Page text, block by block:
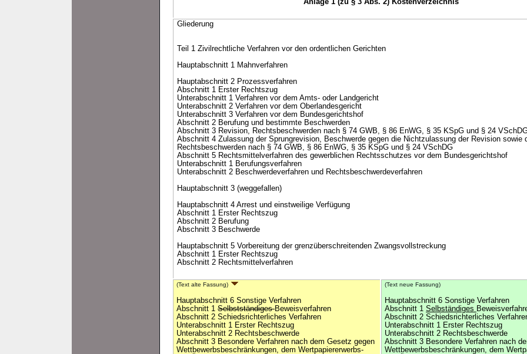
Anlage 1 (zu § 3 Abs. 2) Kostenverzeichnis
Gliederung
Teil 1 Zivilrechtliche Verfahren vor den ordentlichen Gerichten
Hauptabschnitt 1 Mahnverfahren
Hauptabschnitt 2 Prozessverfahren
Abschnitt 1 Erster Rechtszug
Unterabschnitt 1 Verfahren vor dem Amts- oder Landgericht
Unterabschnitt 2 Verfahren vor dem Oberlandesgericht
Unterabschnitt 3 Verfahren vor dem Bundesgerichtshof
Abschnitt 2 Berufung und bestimmte Beschwerden
Abschnitt 3 Revision, Rechtsbeschwerden nach § 74 GWB, § 86 EnWG, § 35 KSpG und § 24
Abschnitt 4 Zulassung der Sprungrevision, Beschwerde gegen die Nichtzulassung der Revision sowie
Rechtsbeschwerden nach § 74 GWB, § 86 EnWG, § 35 KSpG und § 24 VSchDG
Abschnitt 5 Rechtsmittelverfahren des gewerblichen Rechtsschutzes vor dem Bundesgerichtshof
Unterabschnitt 1 Berufungsverfahren
Unterabschnitt 2 Beschwerdeverfahren und Rechtsbeschwerdeverfahren
Hauptabschnitt 3 (weggefallen)
Hauptabschnitt 4 Arrest und einstweilige Verfügung
Abschnitt 1 Erster Rechtszug
Abschnitt 2 Berufung
Abschnitt 3 Beschwerde
Hauptabschnitt 5 Vorbereitung der grenzüberschreitenden Zwangsvollstreckung
Abschnitt 1 Erster Rechtszug
Abschnitt 2 Rechtsmittelverfahren
(Text alte Fassung)
Hauptabschnitt 6 Sonstige Verfahren
Abschnitt 1 SelbstständigesBeweisverfahren
Abschnitt 2 Schiedsrichterliches Verfahren
Unterabschnitt 1 Erster Rechtszug
Unterabschnitt 2 Rechtsbeschwerde
Abschnitt 3 Besondere Verfahren nach dem Gesetz gegen
Wettbewerbsbeschränkungen, dem Wertpapiererwerbs-
(Text neue Fassung)
Hauptabschnitt 6 Sonstige Verfahren
Abschnitt 1 Selbständiges
Abschnitt 2 Schiedsrichterliches
Unterabschnitt 1 Erster Rechtszug
Unterabschnitt 2 Rechtsbeschwerde
Abschnitt 3 Besondere Verfahren nach
Wettbewerbsbeschränkungen, dem